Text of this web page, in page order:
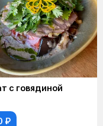
с говядиной
₽